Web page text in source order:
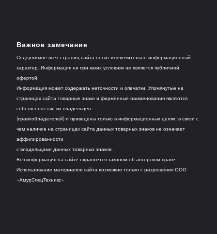
Важное замечание
Содержимое всех страниц сайта носит исключительно информационный
характер. Информация ни при каких условиях не является публичной
офертой.
Информация может содержать неточности и опечатки. Упомянутые на
страницах сайта товарные знаки и фирменные наименования являются
собственностью их владельцев
(правообладателей) и приведены только в информационных целях; в связи с
чем наличие на страницах сайта данных товарных знаков не означает
аффилированности
с владельцами данных товарных знаков.
Вся информация на сайте охраняется законом об авторском праве.
Использование материалов сайта возможно только с разрешения ООО
«АмурСпецТехникс»